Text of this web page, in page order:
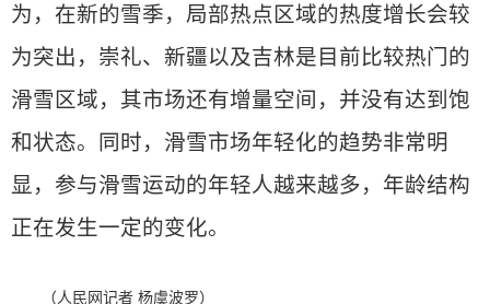
为，在新的雪季，局部热点区域的热度增长会较
为突出，崇礼、新疆以及吉林是目前比较热门的
滑雪区域，其市场还有增量空间，并没有达到饱
和状态。同时，滑雪市场年轻化的趋势非常明
显，参与滑雪运动的年轻人越来越多，年龄结构
正在发生一定的变化。
（人民网记者 杨虞波罗）